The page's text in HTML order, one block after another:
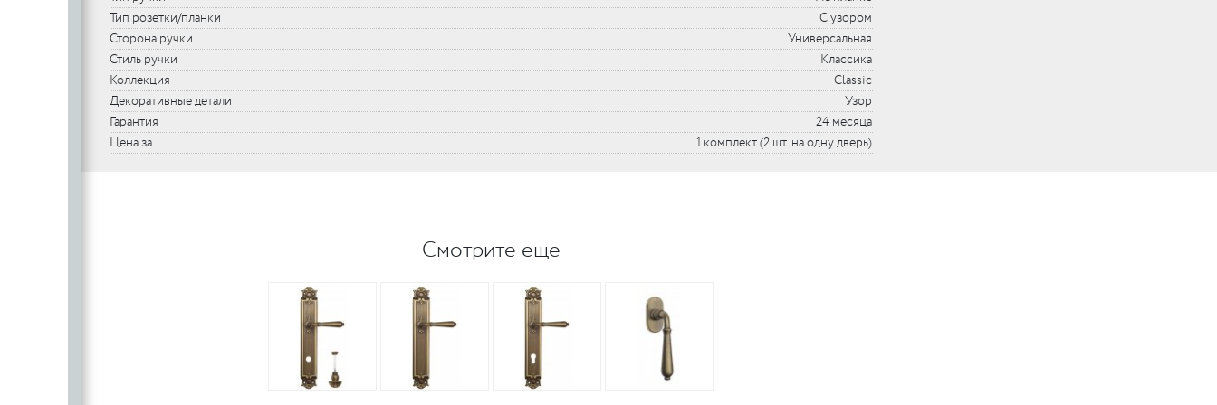
Тип розетки/планки
С узором
Сторона ручки
Универсальная
Стиль ручки
Классика
Коллекция
Classic
Декоративные детали
Узор
Гарантия
24 месяца
Цена за
1 комплект (2 шт. на одну дверь)
Смотрите еще